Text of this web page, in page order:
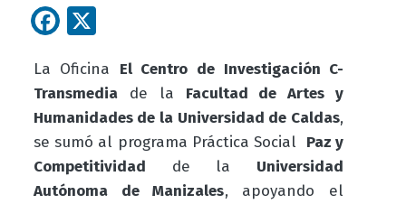
Facebook
La Oficina El Centro de Investigación C-
Transmediade la Facultad de Artes y
Humanidades de la Universidad de Caldas,
se sumó al programa Práctica Social Paz y
Competitividad de la Universidad
Autónoma de Manizales, apoyando el